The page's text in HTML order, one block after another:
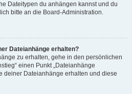
Dateitypen du anhängen kannst und du
bitte an die Board-Administration.
Dateianhänge erhalten?
zu erhalten, gehe in den persönlichen
einen Punkt „Dateianhänge
deiner Dateianhänge erhalten und diese